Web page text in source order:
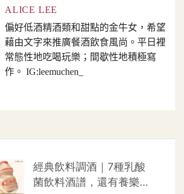
ALICE LEE
偏好低酒精酒類和甜點的金牛女，希望
藉由文字來推廣餐酒飲食風尚。平日裡
常態性地吃喝玩樂；間歇性地積極寫
作。 IG:leemuchen_